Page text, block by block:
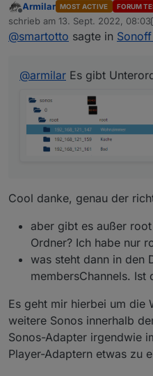
Offline
Armilar MOST ACTIVE FORUM
schrieb am 13. Sept. 2022, 08:03
zuletzt editiert von Armilar
@smartotto sagte in
@armilar Es gibt
Cool danke, genau der
aber gibt es außer
Ordner? Ich habe nur
was steht dann in den
membersChannels. Ist
Es geht mir hierbei um die
weitere Sonos innerhalb
Sonos-Adapter irgendwie
Player-Adaptern etwas zu